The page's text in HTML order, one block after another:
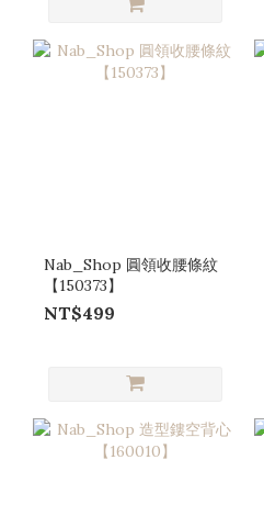
Nab_Shop 圓領收腰條紋
【150373】
NT$499